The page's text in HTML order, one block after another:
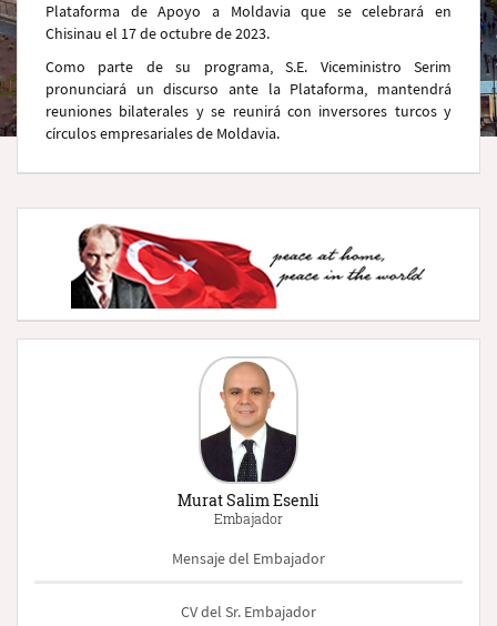
Plataforma de Apoyo a Moldavia que se celebrará en
Chisinau el 17 de octubre de 2023.
Como parte de su programa, S.E. Viceministro Serim
pronunciará un discurso ante la Plataforma, mantendrá
reuniones bilaterales y se reunirá con inversores turcos y
círculos empresariales de Moldavia.
Murat Salim Esenli
Embajador
Mensaje del Embajador
CV del Sr. Embajador